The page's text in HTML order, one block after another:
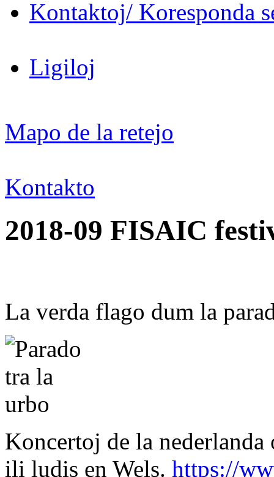
Kontaktoj/ Koresponda
Ligiloj
Mapo de la retejo
Kontakto
2018-09 FISAIC
La verda flago dum la
Koncertoj de la
ili ludis en Wels. https://